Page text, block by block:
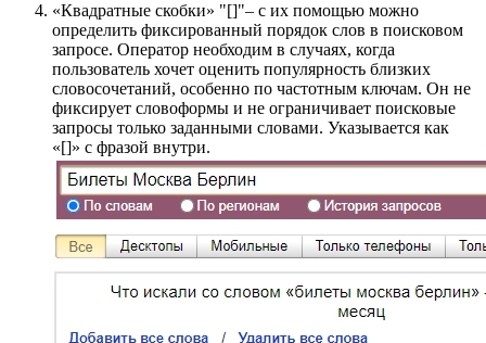
«Квадратные скобки» "[]"– с их помощью можно
определить фиксированный порядок слов в поисковом
запросе. Оператор необходим в случаях, когда
пользователь хочет оценить популярность близких
словосочетаний, особенно по частотным ключам. Он не
фиксирует словоформы и не ограничивает поисковые
запросы только заданными словами. Указывается как
«[]» с фразой внутри.